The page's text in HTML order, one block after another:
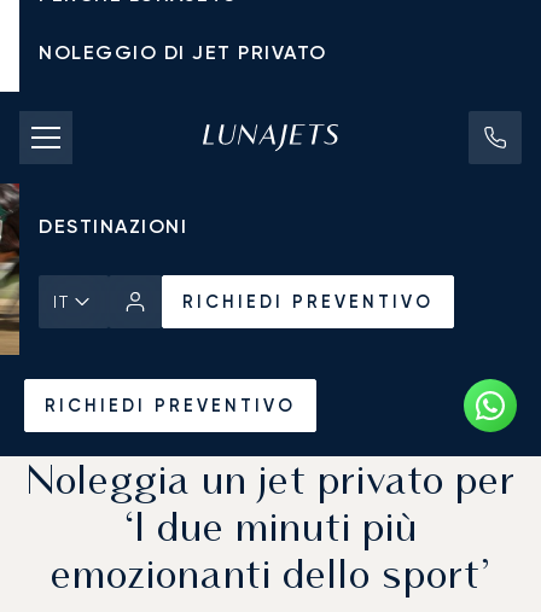
NOLEGGIO DI JET PRIVATO
TARIFFE DI NOLEGGIO
JET PRIVATI
DESTINAZIONI
IT RICHIEDI PREVENTIVO
RICHIEDI PREVENTIVO
Noleggia un jet privato per
‘I due minuti più
emozionanti dello sport’